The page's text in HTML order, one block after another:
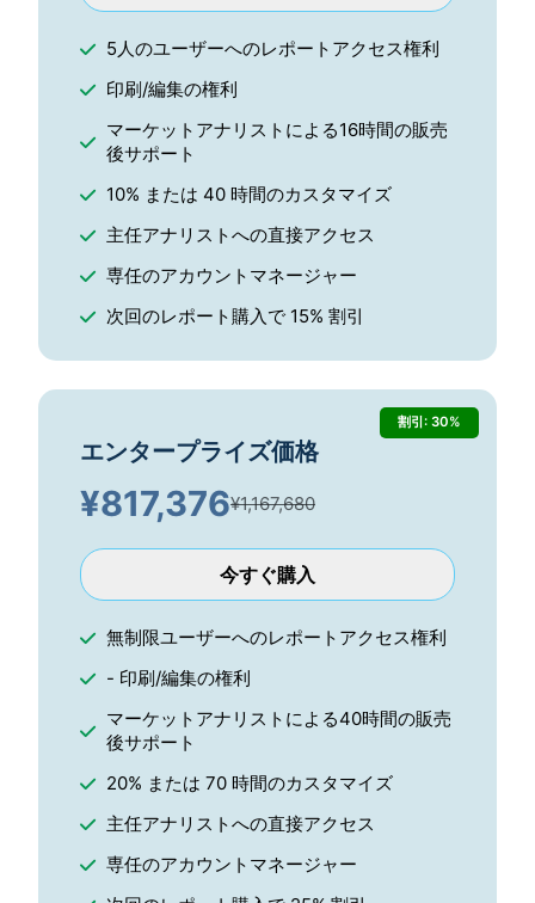
5人のユーザーへのレポートアクセス権利
印刷/編集の権利
マーケットアナリストによる16時間の販売
後サポート
10% または 40 時間のカスタマイズ
主任アナリストへの直接アクセス
専任のアカウントマネージャー
次回のレポート購入で 15% 割引
割引: 30%
エンタープライズ価格
¥817,376¥1,167,680
今すぐ購入
無制限ユーザーへのレポートアクセス権利
- 印刷/編集の権利
マーケットアナリストによる40時間の販売
後サポート
20% または 70 時間のカスタマイズ
主任アナリストへの直接アクセス
専任のアカウントマネージャー